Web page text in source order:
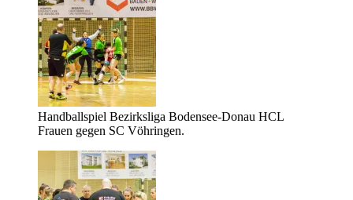
Handballspiel Bezirksliga Bodensee-Donau HCL
Frauen gegen SC Vöhringen.